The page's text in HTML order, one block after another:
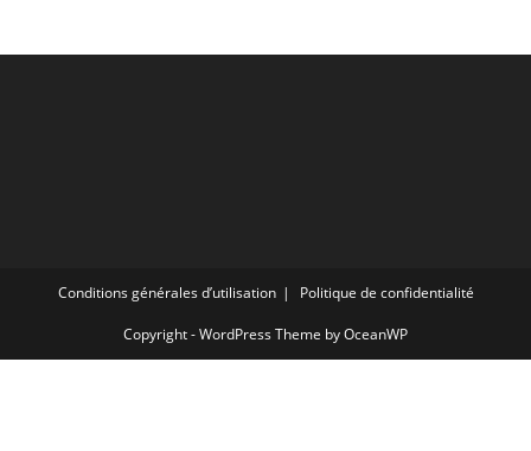
Conditions générales d’utilisation Politique de confidentialité
Copyright - WordPress Theme by OceanWP